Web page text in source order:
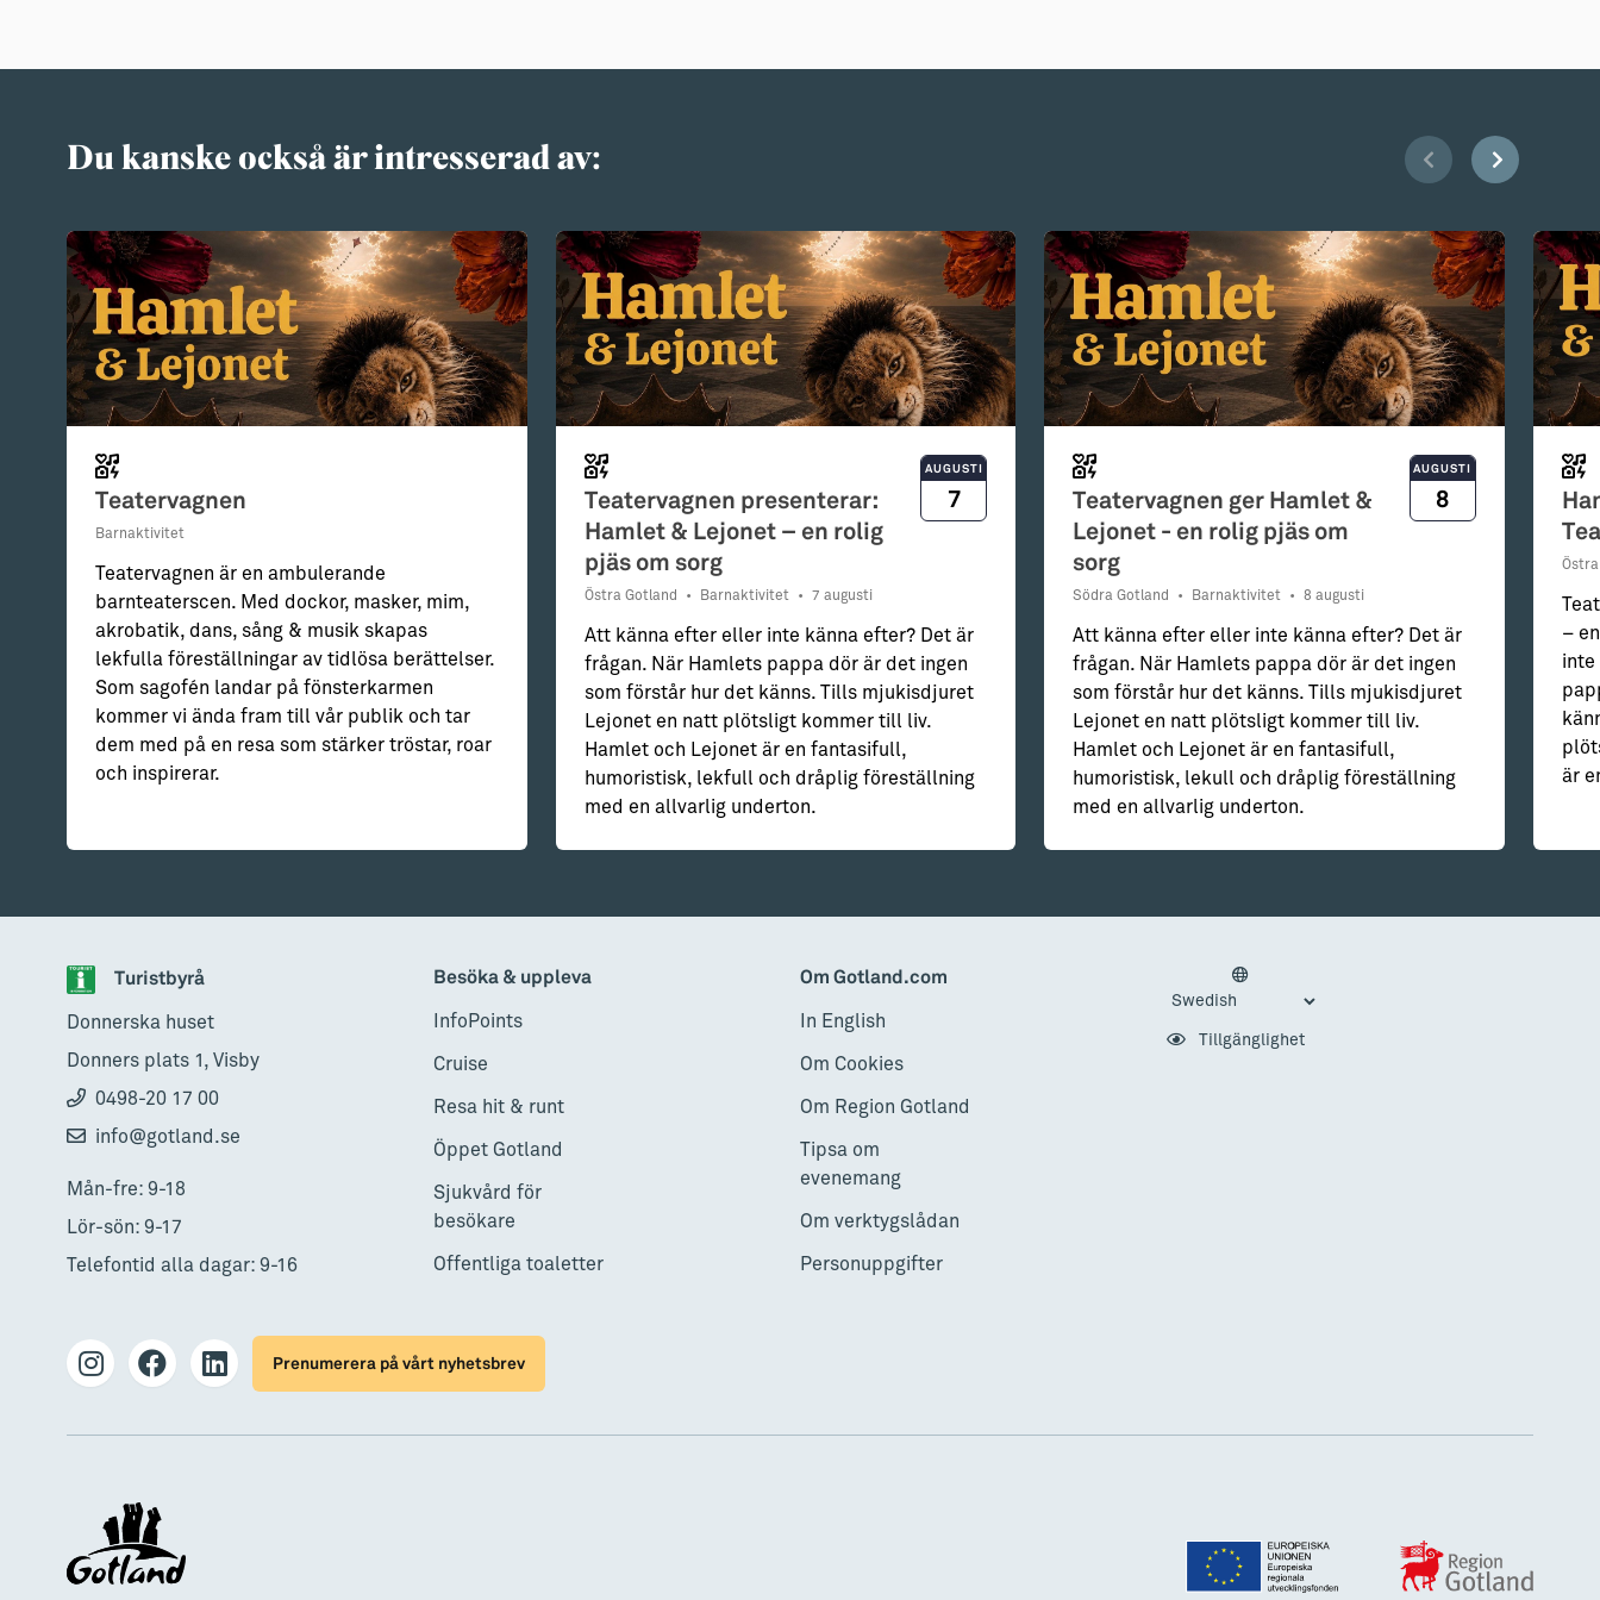
Du kanske också är intresserad av:
Teatervagnen
Barnaktivitet
Teatervagnen är en ambulerande
barnteaterscen. Med dockor, masker, mim,
akrobatik, dans, sång & musik skapas
lekfulla föreställningar av tidlösa berättelser.
Som sagofén landar på fönsterkarmen
kommer vi ända fram till vår publik och tar
dem med på en resa som stärker tröstar, roar
och inspirerar.
Teatervagnen presenterar:
Hamlet & Lejonet – en rolig
pjäs om sorg
Östra Gotland • Barnaktivitet • 7 augusti
AUGUSTI
7
Att känna efter eller inte känna efter? Det är
frågan. När Hamlets pappa dör är det ingen
som förstår hur det känns. Tills mjukisdjuret
Lejonet en natt plötsligt kommer till liv.
Hamlet och Lejonet är en fantasifull,
humoristisk, lekfull och dråplig föreställning
med en allvarlig underton.
Teatervagnen ger Hamlet &
Lejonet - en rolig pjäs om
sorg
Södra Gotland • Barnaktivitet • 8 augusti
AUGUSTI
8
Att känna efter eller inte känna efter? Det är
frågan. När Hamlets pappa dör är det ingen
som förstår hur det känns. Tills mjukisdjuret
Lejonet en natt plötsligt kommer till liv.
Hamlet och Lejonet är en fantasifull,
humoristisk, lekull och dråplig föreställning
med en allvarlig underton.
–
inte
är
Turistbyrå
Donnerska huset
Donners plats 1, Visby
0498-20 17 00
info@gotland.se
Mån-fre: 9-18
Lör-sön: 9-17
Telefontid alla dagar: 9-16
Besöka & uppleva
InfoPoints
Cruise
Resa hit & runt
Öppet Gotland
Sjukvård för
besökare
Offentliga toaletter
Om Gotland.com
In English
Om Cookies
Om Region Gotland
Tipsa om
evenemang
Om verktygslådan
Personuppgifter
Tillgänglighet
Prenumerera på vårt nyhetsbrev